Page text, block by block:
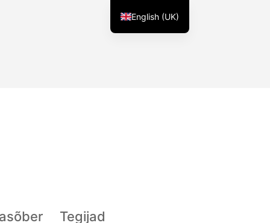
Tegijad
English (UK)